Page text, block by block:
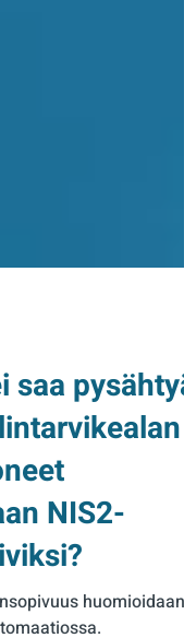
pysähtyä
NIS2-